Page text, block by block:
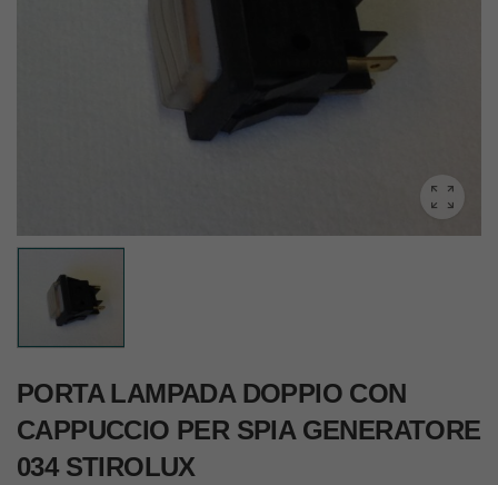
PORTA LAMPADA DOPPIO CON
CAPPUCCIO PER SPIA GENERATORE
034 STIROLUX